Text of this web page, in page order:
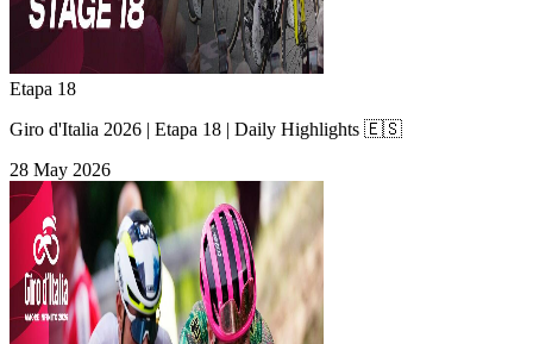
Etapa 18
Giro d'Italia 2026 | Etapa 18 | Daily Highlights 🇪🇸
28 May 2026